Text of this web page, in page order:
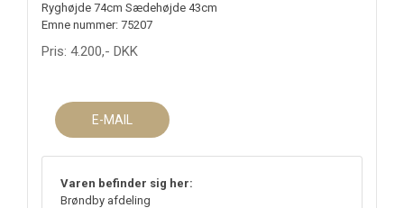
Ryghøjde 74cm Sædehøjde 43cm
Emne nummer: 75207
Pris: 4.200,- DKK
E-MAIL
Varen befinder sig her:
Brøndby afdeling